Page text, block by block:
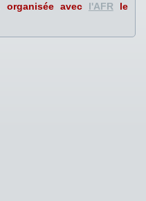
organisée avec l'AFR le